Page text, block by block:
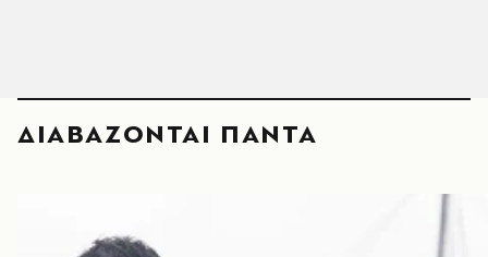
ΔΙΑΒΑΖΟΝΤΑΙ ΠΑΝΤΑ